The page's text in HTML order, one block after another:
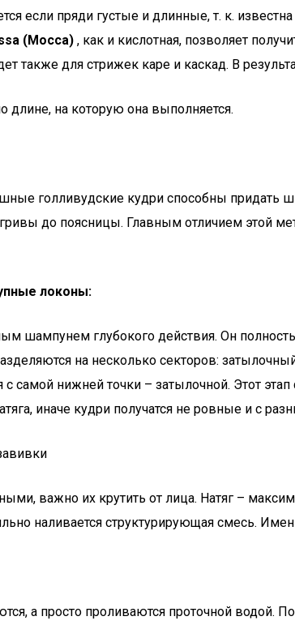
если пряди густые и длинные, т. к.
(Мосса) , как и кислотная, позволяет
также для стрижек каре и каскад. В
длине, на которую она выполняется.
голливудские кудри способны придать
до поясницы. Главным отличием этой
локоны:
шампунем глубокого действия. Он
на несколько секторов:
с самой нижней точки – затылочной. Этот
иначе кудри получатся не ровные и с
важно их крутить от лица. Натяг –
наливается структурирующая смесь.
а просто проливаются проточной водой.